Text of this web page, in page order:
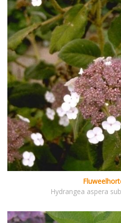
Hydrangea aspera